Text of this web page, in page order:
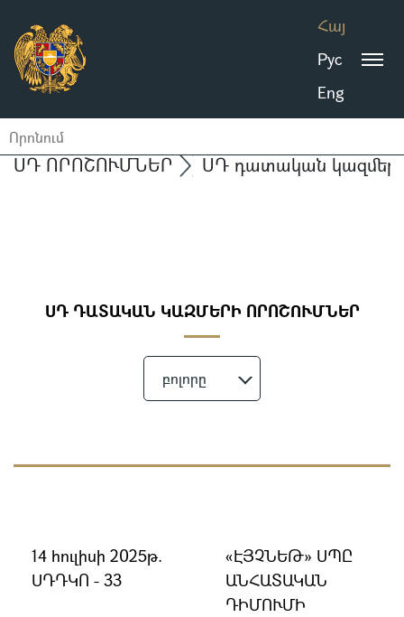
Հայ
Рус
Eng
ՍԴ ՈՐՈՇՈՒՄՆԵՐ ՍԴ դատական կազմերի
ՍԴ ԴԱՏԱԿԱՆ ԿԱԶՄԵՐԻ ՈՐՈՇՈՒՄՆԵՐ
բոլորը
14 հուլիսի 2025թ.
ՍԴԴԿՈ - 33
ԷՅՉՆԵԹ ՍՊԸ
ԱՆՀԱՏԱԿԱՆ
ԴԻՄՈՒՄԻ